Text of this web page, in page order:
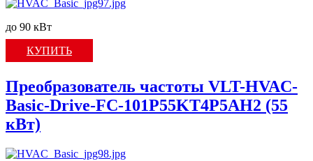
до 90 кВт
КУПИТЬ
Преобразователь частоты VLT-HVAC-
Basic-Drive-FC-101P55KT4P5AH2 (55
кВт)